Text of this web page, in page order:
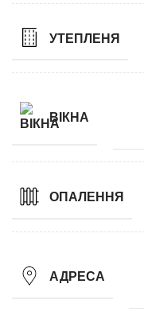
УТЕПЛЕНЯ
ВІКНА
ОПАЛЕННЯ
АДРЕСА